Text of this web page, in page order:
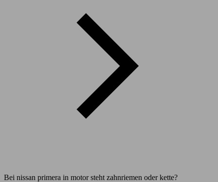
Bei nissan primera in motor steht zahnriemen oder kette?